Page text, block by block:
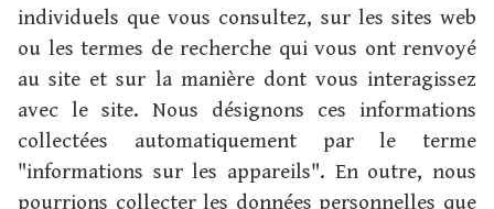
individuels que vous consultez, sur les sites web
ou les termes de recherche qui vous ont renvoyé
au site et sur la manière dont vous interagissez
avec le site. Nous désignons ces informations
collectées automatiquement par le terme
"informations sur les appareils". En outre, nous
pourrions collecter les données personnelles que